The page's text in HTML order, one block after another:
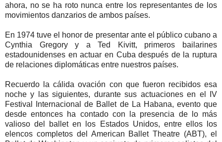
ahora, no se ha roto nunca entre los representantes de los
movimientos danzarios de ambos países.
En 1974 tuve el honor de presentar ante el público cubano a
Cynthia Gregory y a Ted Kivitt, primeros bailarines
estadounidenses en actuar en Cuba después de la ruptura
de relaciones diplomáticas entre nuestros países.
Recuerdo la cálida ovación con que fueron recibidos esa
noche y las siguientes, durante sus actuaciones en el IV
Festival Internacional de Ballet de La Habana, evento que
desde entonces ha contado con la presencia de lo más
valioso del ballet en los Estados Unidos, entre ellos los
elencos completos del American Ballet Theatre (ABT), el